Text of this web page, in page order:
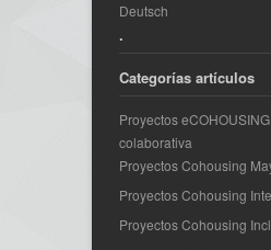
Deutsch
.
Categorías artículos
Proyectos
colaborativa
Proyectos Cohousing
Proyectos Cohousing
Proyectos Cohousing